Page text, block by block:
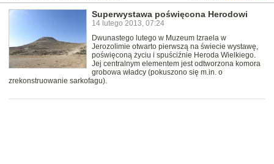
Superwystawa poświęcona Herodowi
14 lutego 2013, 07:24
Dwunastego lutego w Muzeum Izraela w
Jerozolimie otwarto pierwszą na świecie wystawę,
poświęconą życiu i spuściźnie Heroda Wielkiego.
Jej centralnym elementem jest odtworzona komora
grobowa władcy (pokuszono się m.in. o
zrekonstruowanie sarkofagu).